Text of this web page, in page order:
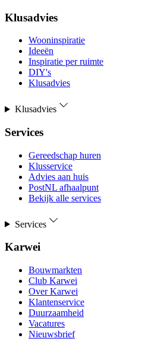
Klusadvies
Wooninspiratie
Ideeën
Inspiratie per ruimte
DIY's
Klusadvies
Klusadvies
Services
Gereedschap huren
Klusservice
Advies aan huis
PostNL afhaalpunt
Bekijk alle services
Services
Karwei
Bouwmarkten
Club Karwei
Over Karwei
Klantenservice
Duurzaamheid
Vacatures
Nieuwsbrief